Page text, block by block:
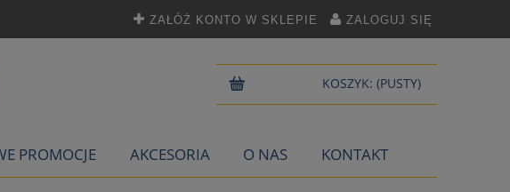
ZAŁÓŻ KONTO W SKLEPIE ZALOGUJ SIĘ
KOSZYK: (PUSTY)
PROMOCJE AKCESORIA O NAS KONTAKT